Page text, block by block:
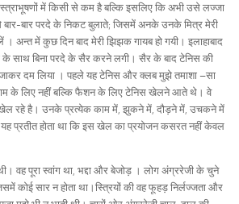
में किसी से कम है बल्कि इसलिए कि अभी उसे लज्जा
बार परदे के निकट बुलाते; जिसमें अनके उनके मित्र मेरी
अन्त में कुछ दिन बाद मेरी झिझक गायब हो गयी। इलाहाबाद
के साथ बिना परदे के सैर करने लगी। सैर के बाद टेनिस की
दम लिया । पहले यह टेनिस और क्लब मुझे तमाशा –सा
के लिए नहीं बल्कि फैशन के लिए टेनिस खेलने आते थे। वे
रहे है। उनके प्रत्येक काम में, झुकने में, दौड़ने में, उचकने में
प्रतीत होता था कि इस खेल का प्रयोजन कसरत नहीं केवल
वह पूरा स्वांग था, भद्दा और बेजोड़ । लोग अंग्ररेजी के चुने
कोई सार न होता था।स्त्रियों की वह फूहड़ निर्लज्जता और